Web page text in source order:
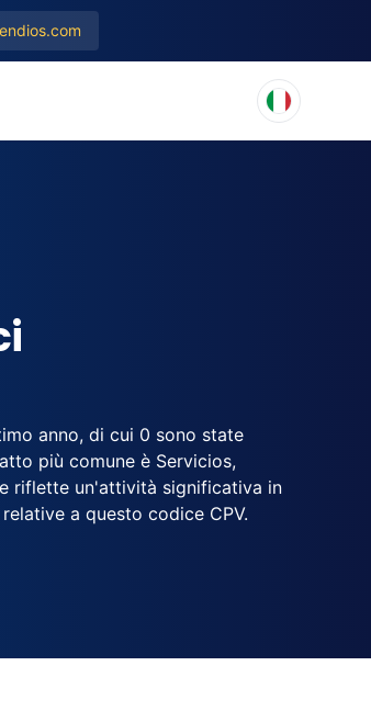
anno, di cui 0 sono state
più comune è Servicios,
riflette un'attività significativa in
a questo codice CPV.